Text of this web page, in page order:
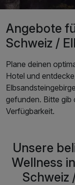
Angebote
Schweiz /
Plane deinen
Hotel und
gefunden. Bitte gib
Verfügbarkeit.
Unsere
Wellness
Schweiz